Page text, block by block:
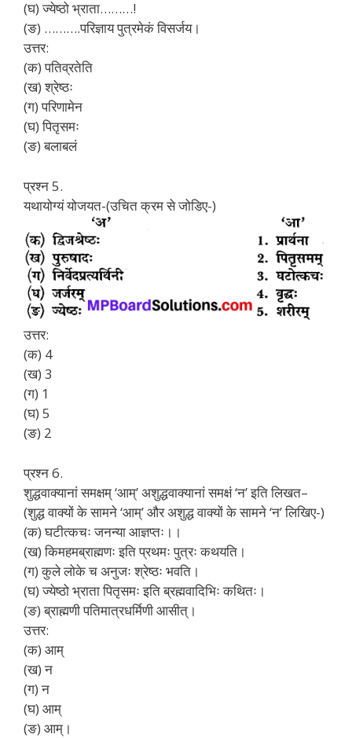
(घ) ज्येष्ठो भ्राता………!
(ङ) ……….परिज्ञाय पुत्रमेकं विसर्जय।
उत्तर:
(क) पतिव्रतेति
(ख) श्रेष्ठः
(ग) परिणामेन
(घ) पितृसमः
(ङ) बलाबलं
प्रश्न 5.
यथायोग्यं योजयत-(उचित क्रम से जोडिए-)
उत्तर:
(क) 4
(ख) 3
(ग) 1
(घ) 5
(ङ) 2
प्रश्न 6.
शुद्धवाक्यानां समक्षम् ‘आम्’ अशुद्धवाक्यानां समक्षं ‘न’ इति लिखत–
(शुद्ध वाक्यों के सामने ‘आम्’ और अशुद्ध वाक्यों के सामने ‘न’ लिखिए-)
(क) घटीत्कचः जनन्या आज्ञप्तः।।
(ख) किमहमब्राह्मणः इति प्रथमः पुत्रः कथयति।
(ग) कुले लोके च अनुजः श्रेष्ठः भवति।
(घ) ज्येष्ठो भ्राता पितृसमः इति ब्रह्मवादिभिः कथितः।
(ङ) ब्राह्मणी पतिमात्रधर्मिणी आसीत्।
उत्तर:
(क) आम्
(ख) न
(ग) न
(घ) आम्
(ङ) आम्।